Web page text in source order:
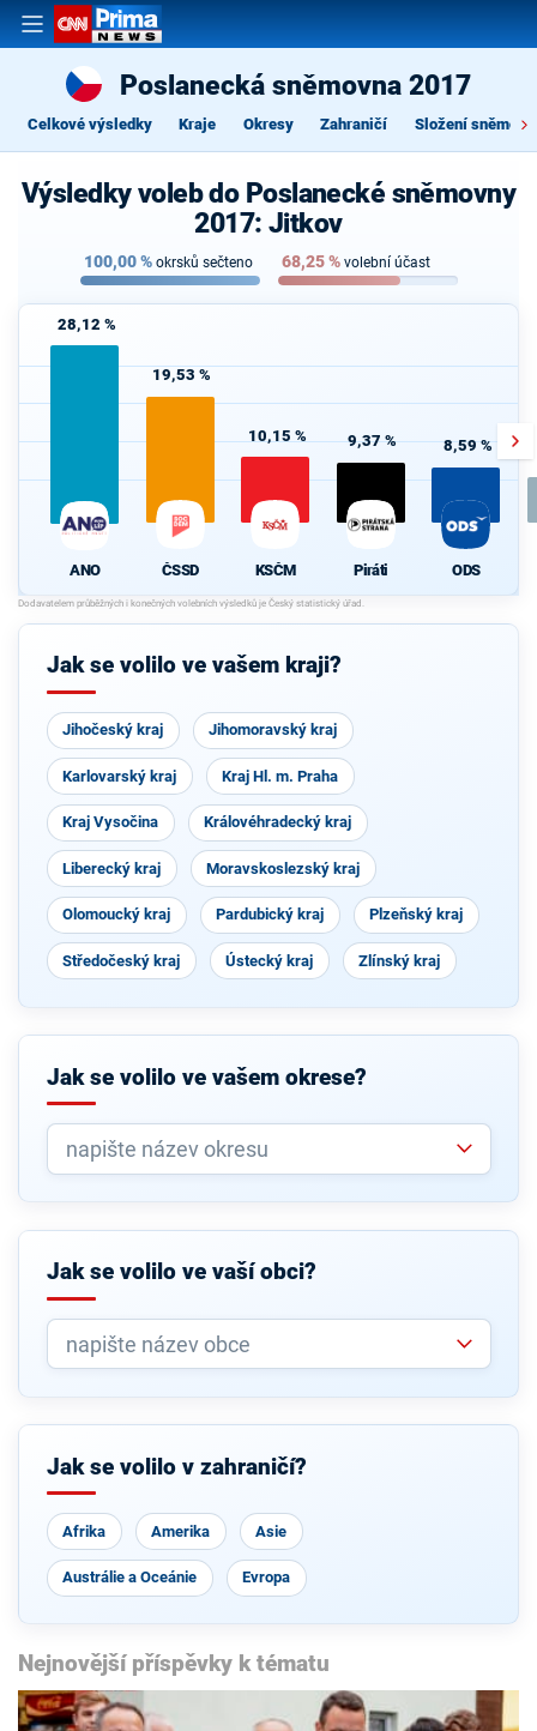
Poslanecká sněmovna 2017
Celkové výsledky Kraje Okresy Zahraničí Složení
Výsledky voleb do Poslanecké sněmovny
2017: Jitkov
100,00% okrsků sečteno 68,25% volební účast
28,12 %
ANO
19,53 %
ČSSD
10,15 %
KSČM
9,37 %
Piráti
8,59 %
ODS
Jak se volilo ve vašem kraji?
Jihočeský kraj Jihomoravský kraj
Karlovarský kraj Kraj Hl. m. Praha
Kraj Vysočina Královéhradecký kraj
Liberecký kraj Moravskoslezský kraj
Olomoucký kraj Pardubický kraj Plzeňský kraj
Středočeský kraj Ústecký kraj Zlínský kraj
Jak se volilo ve vašem okrese?
Jak se volilo ve vaší obci?
Jak se volilo v zahraničí?
Afrika Amerika Asie
Austrálie a Oceánie Evropa
Nejnovější příspěvky k tématu